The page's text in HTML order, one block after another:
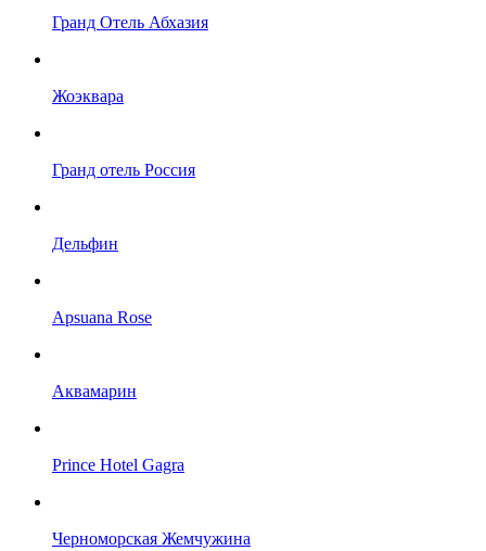
Гранд Отель Абхазия
Жоэквара
Гранд отель Россия
Дельфин
Apsuana Rose
Аквамарин
Prince Hotel Gagra
Черноморская Жемчужина